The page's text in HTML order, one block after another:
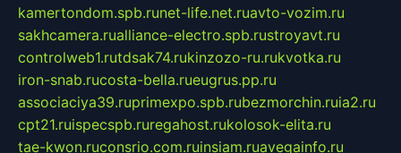
kamertondom.spb.runet-life.net.ruavto-vozim.ru
sakhcamera.rualliance-electro.spb.rustroyavt.ru
controlweb1.rutdsak74.rukinzozo-ru.rukvotka.ru
iron-snab.rucosta-bella.rueugrus.pp.ru
associaciya39.ruprimexpo.spb.rubezmorchin.ruia2.ru
cpt21.ruispecspb.ruregahost.rukolosok-elita.ru
tae-kwon.ruconsrio.com.ruinsiam.ruavegainfo.ru